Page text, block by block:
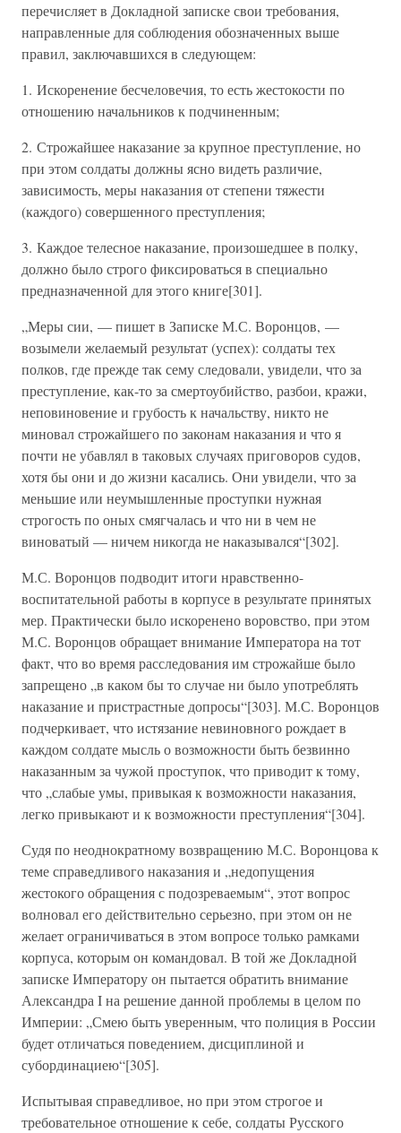
перечисляет в Докладной записке свои требования,
направленные для соблюдения обозначенных выше
правил, заключавшихся в следующем:
1. Искоренение бесчеловечия, то есть жестокости по
отношению начальников к подчиненным;
2. Строжайшее наказание за крупное преступление, но
при этом солдаты должны ясно видеть различие,
зависимость, меры наказания от степени тяжести
(каждого) совершенного преступления;
3. Каждое телесное наказание, произошедшее в полку,
должно было строго фиксироваться в специально
предназначенной для этого книге[301].
„Меры сии, — пишет в Записке М.С. Воронцов, —
возымели желаемый результат (успех): солдаты тех
полков, где прежде так сему следовали, увидели, что за
преступление, как-то за смертоубийство, разбои, кражи,
неповиновение и грубость к начальству, никто не
миновал строжайшего по законам наказания и что я
почти не убавлял в таковых случаях приговоров судов,
хотя бы они и до жизни касались. Они увидели, что за
меньшие или неумышленные проступки нужная
строгость по оных смягчалась и что ни в чем не
виноватый — ничем никогда не наказывался“[302].
М.С. Воронцов подводит итоги нравственно-
воспитательной работы в корпусе в результате принятых
мер. Практически было искоренено воровство, при этом
М.С. Воронцов обращает внимание Императора на тот
факт, что во время расследования им строжайше было
запрещено „в каком бы то случае ни было употреблять
наказание и пристрастные допросы“[303]. М.С. Воронцов
подчеркивает, что истязание невиновного рождает в
каждом солдате мысль о возможности быть безвинно
наказанным за чужой проступок, что приводит к тому,
что „слабые умы, привыкая к возможности наказания,
легко привыкают и к возможности преступления“[304].
Судя по неоднократному возвращению М.С. Воронцова к
теме справедливого наказания и „недопущения
жестокого обращения с подозреваемым“, этот вопрос
волновал его действительно серьезно, при этом он не
желает ограничиваться в этом вопросе только рамками
корпуса, которым он командовал. В той же Докладной
записке Императору он пытается обратить внимание
Александра I на решение данной проблемы в целом по
Империи: „Смею быть уверенным, что полиция в России
будет отличаться поведением, дисциплиной и
субординациею“[305].
Испытывая справедливое, но при этом строгое и
требовательное отношение к себе, солдаты Русского